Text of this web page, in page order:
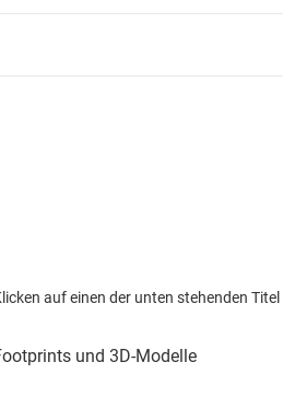
auf einen der unten stehenden Titel